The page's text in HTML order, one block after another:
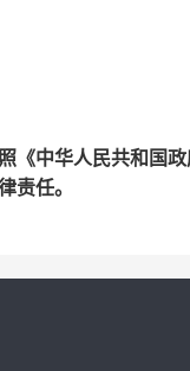
《中华人民共和国
责任。